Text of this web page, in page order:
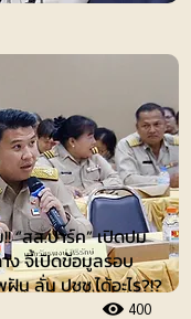
“สส.ปาร์ค” เปิดปม
ง จี้เปิดข้อมูลรอบ
น ลั่น ปชช.ได้อะไร?!?
400